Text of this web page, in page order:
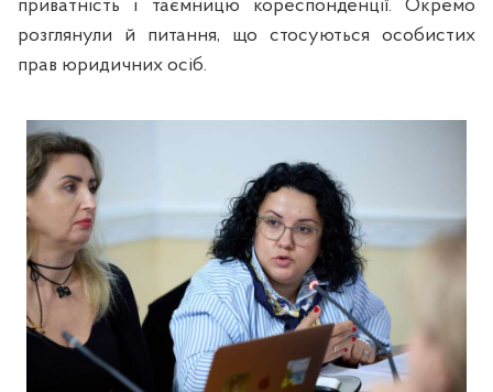
приватність і таємницю кореспонденції. Окремо
розглянули й питання, що стосуються особистих
прав юридичних осіб.